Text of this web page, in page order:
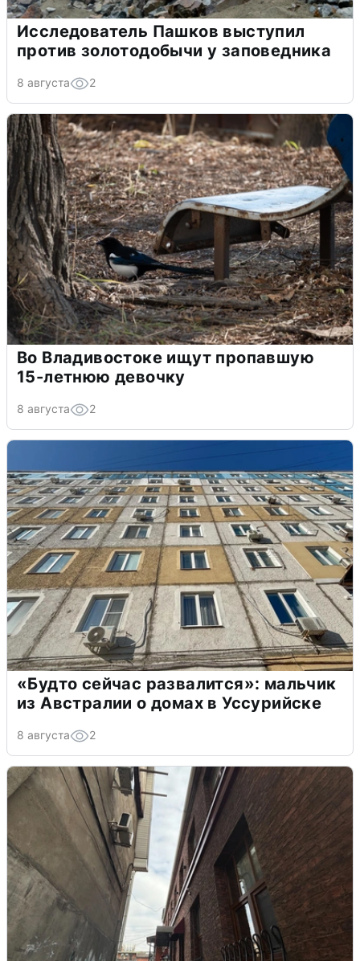
Исследователь Пашков выступил
против золотодобычи у заповедника
8 августа 2
Во Владивостоке ищут пропавшую
15-летнюю девочку
8 августа 2
«Будто сейчас развалится»: мальчик
из Австралии о домах в Уссурийске
8 августа 2